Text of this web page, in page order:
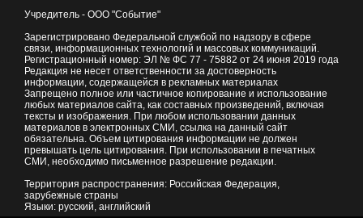
Учредитель - ООО "Событие"
Зарегистрировано Федеральной службой по надзору в сфере
связи, информационных технологий и массовых коммуникаций.
Регистрационный номер: ЭЛ № ФС 77 - 75882 от 24 июня 2019 года
Редакция не несет ответственности за достоверность
информации, содержащейся в рекламных материалах
Запрещено полное или частичное копирование и использование
любых материалов сайта, как составных произведений, включая
тексты и изображения. При любом использовании данных
материалов в электронных СМИ, ссылка на данный сайт
обязательна. Объем цитирования информации не должен
превышать цель цитирования. При использовании в печатных
СМИ, необходимо письменное разрешение редакции.
Территория распространения: Российская Федерация,
зарубежные страны
Языки: русский, английский